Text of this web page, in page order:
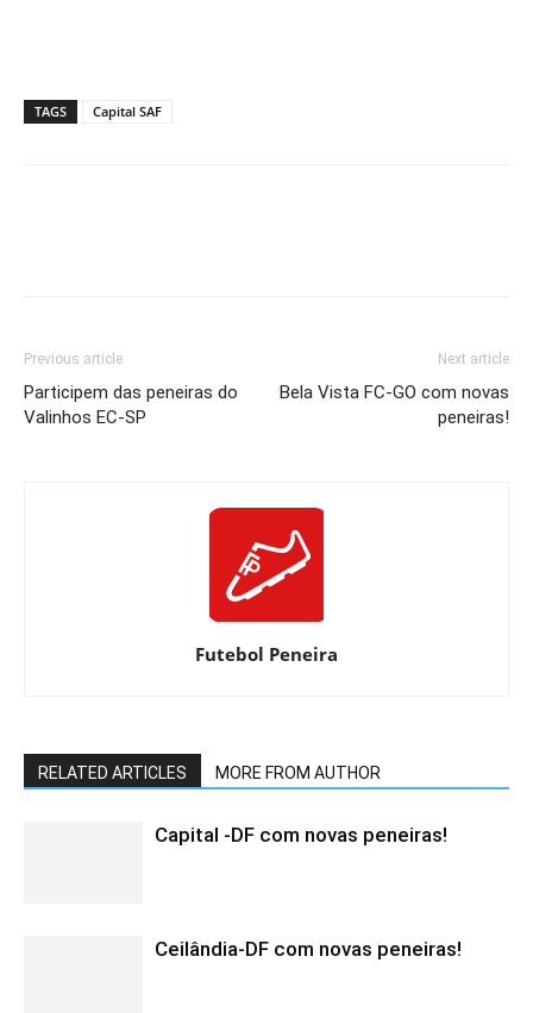
TAGS Capital SAF
Previous article
Participem das peneiras do
Valinhos EC-SP
Next article
Bela Vista FC-GO com novas
peneiras!
Futebol Peneira
RELATED ARTICLES MORE FROM AUTHOR
Capital -DF com novas peneiras!
Ceilândia-DF com novas peneiras!